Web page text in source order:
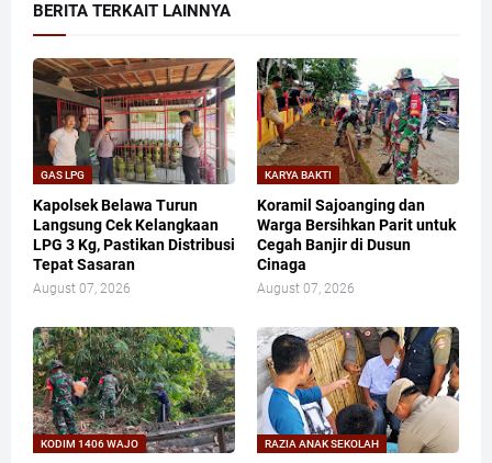
BERITA TERKAIT LAINNYA
GAS LPG
Kapolsek Belawa Turun
Langsung Cek Kelangkaan
LPG 3 Kg, Pastikan Distribusi
Tepat Sasaran
August 07, 2026
KARYA BAKTI
Koramil Sajoanging dan
Warga Bersihkan Parit untuk
Cegah Banjir di Dusun
Cinaga
August 07, 2026
KODIM 1406 WAJO RAZIA ANAK SEKOLAH